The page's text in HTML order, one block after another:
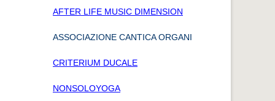
AFTER LIFE MUSIC DIMENSION
ASSOCIAZIONE CANTICA ORGANI
CRITERIUM DUCALE
NONSOLOYOGA